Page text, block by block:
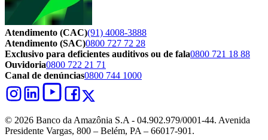
Atendimento (CAC)(91) 4008-3888
Atendimento (SAC)0800 727 72 28
Exclusivo para deficientes auditivos ou de fala0800 721 18 88
Ouvidoria0800 722 21 71
Canal de denúncias0800 744 1000
© 2026 Banco da Amazônia S.A - 04.902.979/0001‐44. Avenida
Presidente Vargas, 800 – Belém, PA – 66017-901.